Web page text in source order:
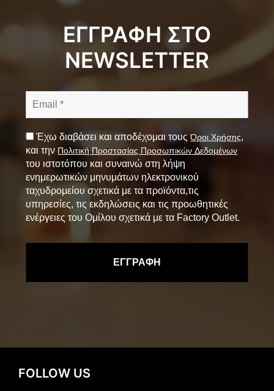
ΕΓΓΡΑΦΗ ΣΤΟ
NEWSLETTER
Έχω διαβάσει και αποδέχομαι τουςΌροι Χρήσης,
και την Πολιτική Προστασίας Προσωπικών Δεδομένων
του ιστοτόπου και συναινώ στη λήψη
ενημερωτικών μηνυμάτων ηλεκτρονικού
ταχυδρομείου σχετικά με τα προϊόντα,τις
υπηρεσίες, τις εκδηλώσεις και τις προωθητικές
ενέργειες του Ομίλου σχετικά με τα Factory Outlet.
FOLLOW US